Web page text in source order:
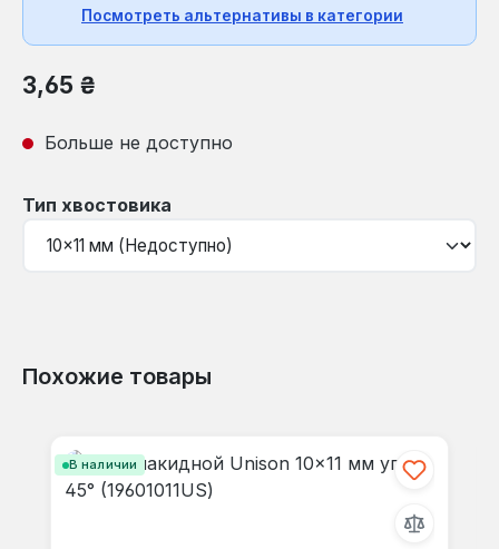
Посмотреть альтернативы в категории
Обычная цена:
3,65 ₴
Больше не доступно
Выберите
Тип хвостовика
Похожие товары
В наличии